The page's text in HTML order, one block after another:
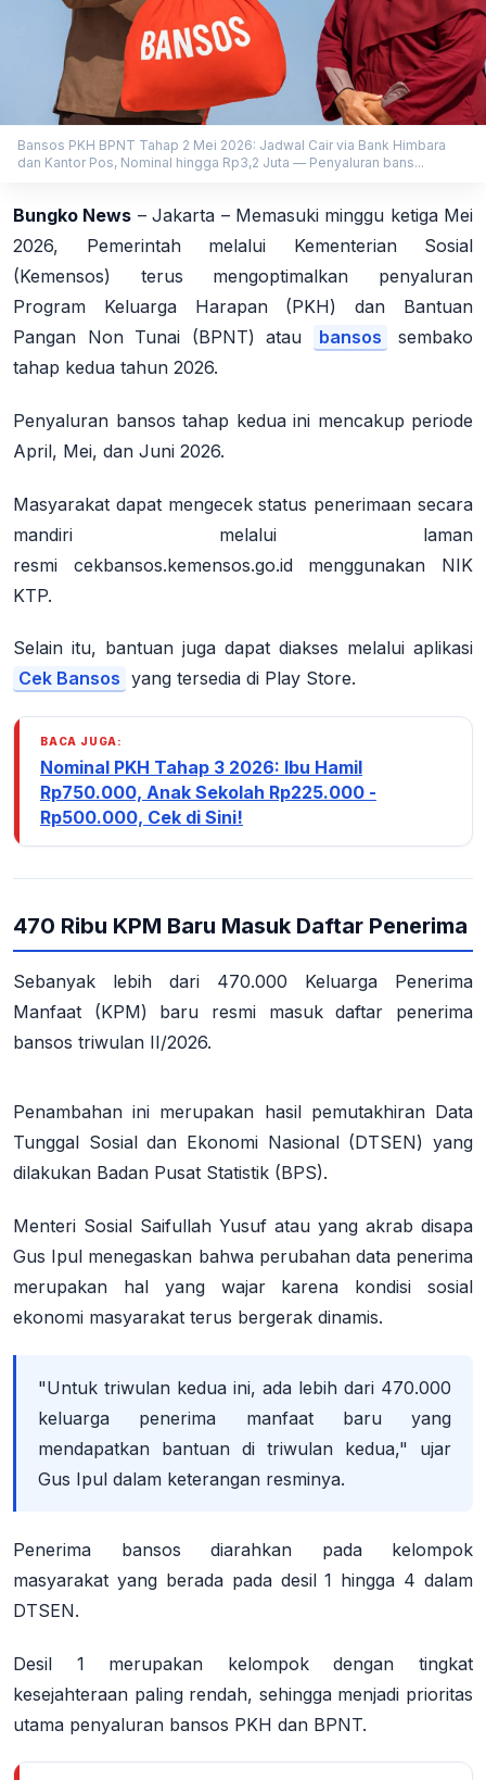
Bansos PKH BPNT Tahap 2 Mei 2026: Jadwal Cair via Bank Himbara
dan Kantor Pos, Nominal hingga Rp3,2 Juta — Penyaluran bans...
Bungko News –Jakarta – Memasuki minggu ketiga Mei
2026, Pemerintah melalui Kementerian Sosial
(Kemensos) terus mengoptimalkan penyaluran
Program Keluarga Harapan (PKH) dan Bantuan
Pangan Non Tunai (BPNT) atau
bansos
sembako
tahap kedua tahun 2026.
Penyaluran bansos tahap kedua ini mencakup periode
April, Mei, dan Juni 2026.
Masyarakat dapat mengecek status penerimaan secara
mandiri melalui laman
resmi cekbansos.kemensos.go.idmenggunakan NIK
KTP.
Selain itu, bantuan juga dapat diakses melalui aplikasi
Cek Bansos yang tersedia di Play Store.
BACA JUGA:
Nominal PKH Tahap 3 2026: Ibu Hamil
Rp750.000, Anak Sekolah Rp225.000 -
Rp500.000, Cek di Sini!
470 Ribu KPM Baru Masuk Daftar Penerima
Sebanyak lebih dari 470.000 Keluarga Penerima
Manfaat (KPM) baru resmi masuk daftar penerima
bansos triwulan II/2026.
Penambahan ini merupakan hasil pemutakhiran Data
Tunggal Sosial dan Ekonomi Nasional (DTSEN) yang
dilakukan Badan Pusat Statistik (BPS).
Menteri Sosial Saifullah Yusuf atau yang akrab disapa
Gus Ipul menegaskan bahwa perubahan data penerima
merupakan hal yang wajar karena kondisi sosial
ekonomi masyarakat terus bergerak dinamis.
"Untuk triwulan kedua ini, ada lebih dari 470.000
keluarga penerima manfaat baru yang
mendapatkan bantuan di triwulan kedua," ujar
Gus Ipul dalam keterangan resminya.
Penerima bansos diarahkan pada kelompok
masyarakat yang berada pada desil 1 hingga 4 dalam
DTSEN.
Desil 1 merupakan kelompok dengan tingkat
kesejahteraan paling rendah, sehingga menjadi prioritas
utama penyaluran bansos PKH dan BPNT.